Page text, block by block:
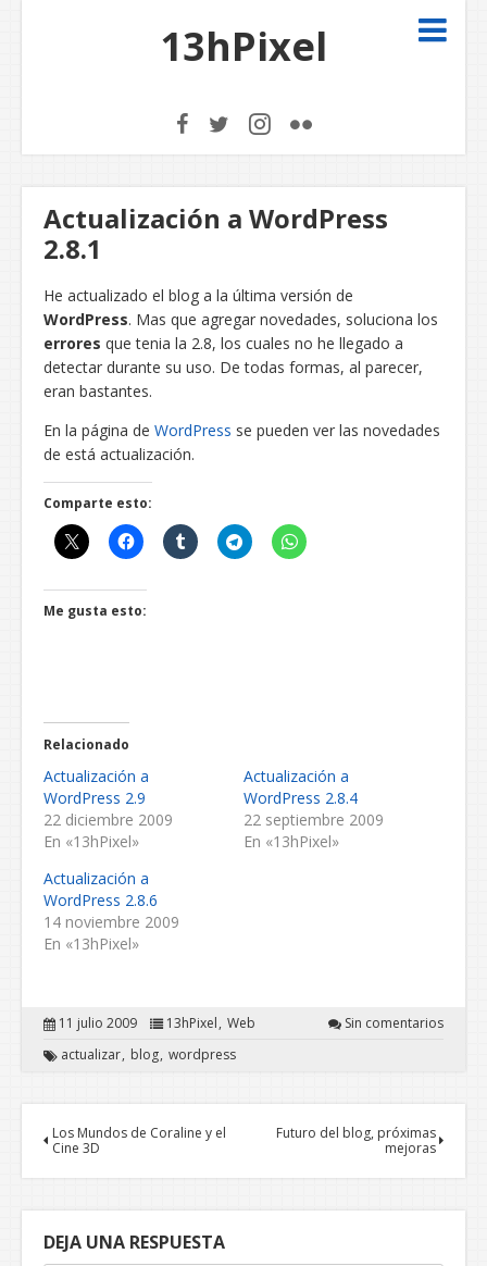
13hPixel
Actualización a WordPress
2.8.1
He actualizado el blog a la última versión de
WordPress. Mas que agregar novedades, soluciona los
errores que tenia la 2.8, los cuales no he llegado a
detectar durante su uso. De todas formas, al parecer,
eran bastantes.
En la página de WordPress se pueden ver las novedades
de está actualización.
Comparte esto:
Me gusta esto:
Relacionado
Actualización a
WordPress 2.9
22 diciembre 2009
En «13hPixel»
Actualización a
WordPress 2.8.4
22 septiembre 2009
En «13hPixel»
Actualización a
WordPress 2.8.6
14 noviembre 2009
En «13hPixel»
11 julio 2009 13hPixel Web
Sin comentarios
actualizar blog wordpress
Los Mundos de Coraline y el
Cine 3D
Futuro del blog, próximas
mejoras
DEJA UNA RESPUESTA